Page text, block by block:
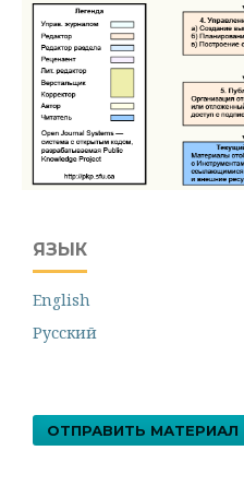
ЯЗЫК
English
Русский
ОТПРАВИТЬ МАТЕРИАЛ